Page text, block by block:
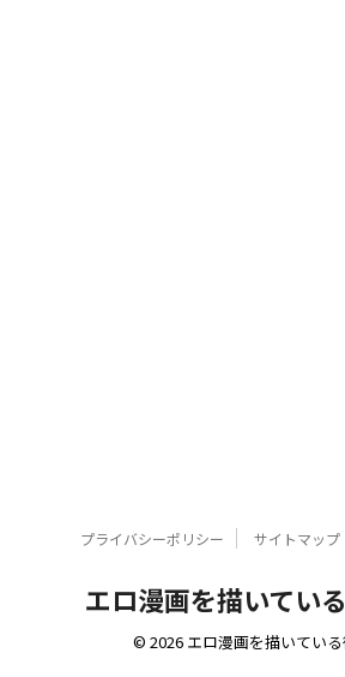
プライバシーポリシー サイトマップ
エロ漫画を描いてい
© 2026 エロ漫画を描いてい